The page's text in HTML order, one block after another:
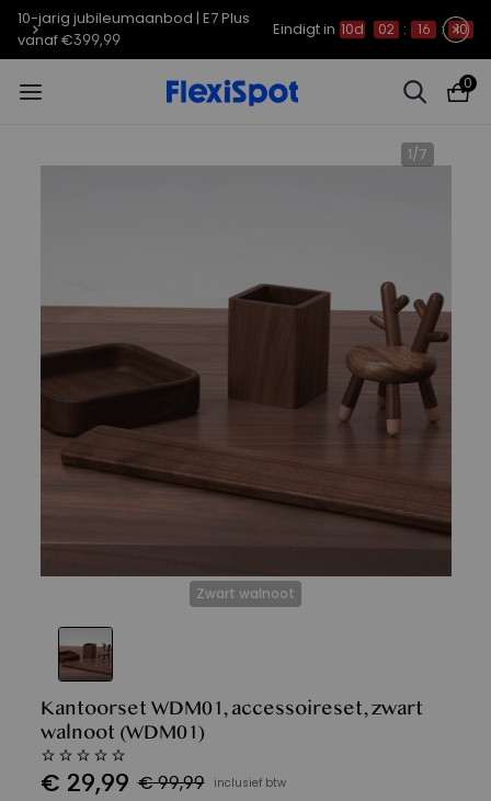
10-jarig jubileumaanbod | E7 Plus
vanaf €399,99
Eindigt in 10d 02 : 16 : 10
0
1/7
Zwart walnoot
Kantoorset WDM01, accessoireset, zwart
walnoot (WDM01)
€ 29,99 € 99,99 inclusief btw